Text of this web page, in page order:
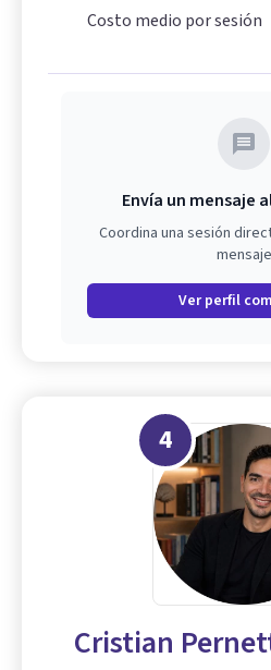
Costo medio por sesión
Envía un mensaje
Coordina una sesión
mensaje
Ver perfil
4
Cristian